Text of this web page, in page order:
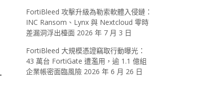
FortiBleed 攻擊升級為勒索軟體入侵鏈：
INC Ransom、Lynx 與 Nextcloud 零時
差漏洞浮出檯面 2026 年 7 月 3 日
FortiBleed 大規模憑證竊取行動曝光：
43 萬台 FortiGate 遭濫用，逾 1.1 億組
企業帳密面臨風險 2026 年 6 月 26 日